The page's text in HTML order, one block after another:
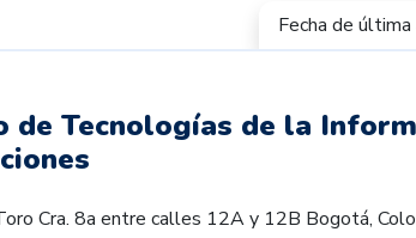
Fecha de
de Tecnologías de la
Cra. 8a entre calles 12A y 12B Bogotá,